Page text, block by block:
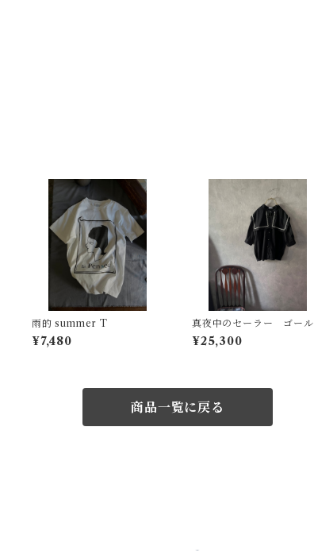
雨的 summer T
¥7,480
真夜中のセーラー ゴール
ドライン
¥25,300
商品一覧に戻る